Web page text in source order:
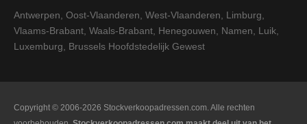
Antwerpen Oost-Vlaanderen West-Vlaanderen Limburg
Vlaams-Brabant Waals-Brabant Henegouwen Namen Luik
Luxemburg
Brussels Hoofdstedelijk Gewest
Copyright © 2006-2026 Stockverkoopadressen.com. Alle rechten